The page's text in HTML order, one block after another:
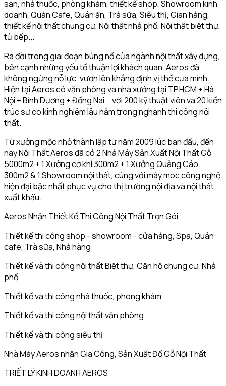
sạn, nhà thuốc, phòng khám, thiết kế shop, Showroom kinh
doanh, Quán Cafe, Quán ăn, Trà sữa, Siêu thị, Gian hàng,
thiết kế nội thất chung cư, Nội thất nhà phố, Nội thất biệt thự,
tủ bếp...
Ra đời trong giai đoạn bùng nổ của ngành nội thất xây dựng,
bên cạnh những yếu tố thuận lợi khách quan, Aeros đã
không ngừng nỗ lực, vươn lên khẳng định vị thế của mình.
Hiện tại Aeros có văn phòng và nhà xưởng tại TP.HCM + Hà
Nội + Bình Dương + Đồng Nai ...với 200 kỹ thuật viên và 20 kiến
trúc sư có kinh nghiệm lâu năm trong nghành thi công nội
thất.
Từ xưởng mộc nhỏ thành lập từ năm 2009 lúc ban đầu, đến
nay Nội Thất Aeros đã có 2 Nhà Máy Sản Xuất Nội Thất Gỗ
5000m2 + 1 Xưởng cơ khí 300m2 + 1 Xưởng Quảng Cáo
300m2 & 1 Showroom nội thất, cùng với máy móc công nghệ
hiện đại bậc nhất phục vụ cho thị trường nội địa và nội thất
xuất khẩu.
Aeros Nhận Thiết Kế Thi Công Nội Thất Trọn Gói
Thiết kế thi công shop - showroom - cửa hàng, Spa, Quán
cafe, Trà sữa, Nhà hàng
Thiết kế và thi công nội thất Biệt thự, Căn hộ chung cư, Nhà
phố
Thiết kế và thi công nhà thuốc, phòng khám
Thiết kế và thi công nội thất văn phòng
Thiết kế và thi công siêu thị
Nhà Máy Aeros nhận Gia Công, Sản Xuất Đồ Gỗ Nội Thất
TRIẾT LÝ KINH DOANH AEROS